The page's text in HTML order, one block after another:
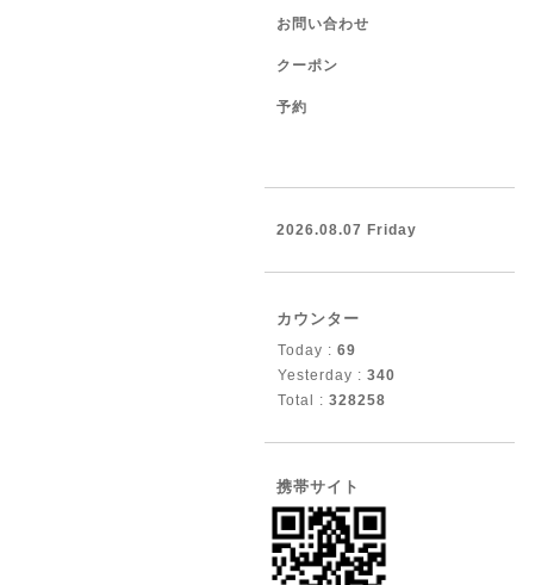
お問い合わせ
クーポン
予約
2026.08.07 Friday
カウンター
Today : 69
Yesterday : 340
Total : 328258
携帯サイト